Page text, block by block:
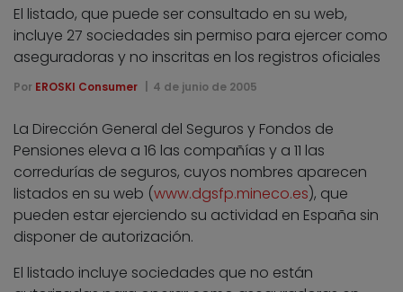
El listado, que puede ser consultado en su web,
incluye 27 sociedades sin permiso para ejercer como
aseguradoras y no inscritas en los registros oficiales
Por EROSKI Consumer 4 de junio de 2005
La Dirección General del Seguros y Fondos de
Pensiones eleva a 16 las compañías y a 11 las
corredurías de seguros, cuyos nombres aparecen
listados en su web (www.dgsfp.mineco.es), que
pueden estar ejerciendo su actividad en España sin
disponer de autorización.
El listado incluye sociedades que no están